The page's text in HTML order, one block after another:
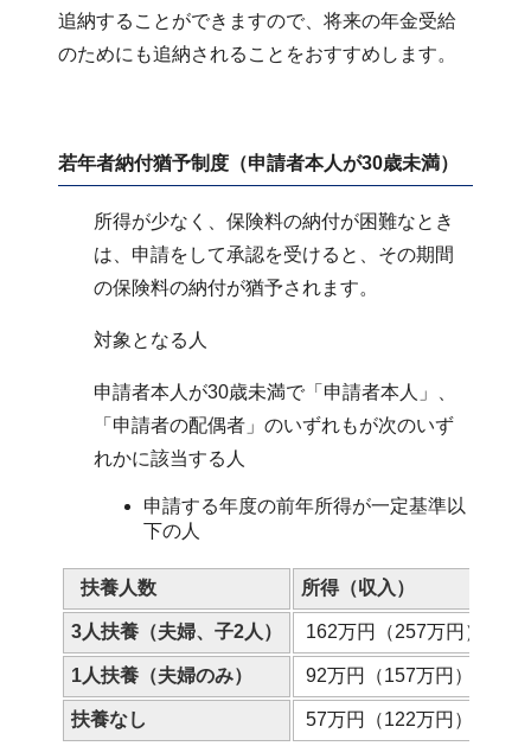
追納することができますので、将来の年金受給
のためにも追納されることをおすすめします。
若年者納付猶予制度（申請者本人が30歳未満）
所得が少なく、保険料の納付が困難なとき
は、申請をして承認を受けると、その期間
の保険料の納付が猶予されます。
対象となる人
申請者本人が30歳未満で「申請者本人」、
「申請者の配偶者」のいずれもが次のいず
れかに該当する人
申請する年度の前年所得が一定基準以
下の人
扶養人数 所得（収入）
3人扶養（夫婦、子2人） 162万円（257万円）
1人扶養（夫婦のみ） 92万円（157万円）
扶養なし
57万円（122万円）